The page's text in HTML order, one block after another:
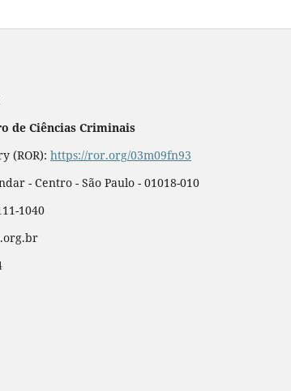
de Ciências Criminais
(ROR): https://ror.org/03m09fn93
- Centro - São Paulo - 01018-010
1040